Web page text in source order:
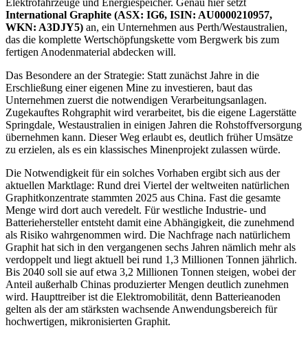
International Graphite (ASX: IG6, ISIN: AU0000210957,
WKN: A3DJY5) an, ein Unternehmen aus Perth/Westaustralien,
das die komplette Wertschöpfungskette vom Bergwerk bis zum
fertigen Anodenmaterial abdecken will.
Das Besondere an der Strategie: Statt zunächst Jahre in die
Erschließung einer eigenen Mine zu investieren, baut das
Unternehmen zuerst die notwendigen Verarbeitungsanlagen.
Zugekauftes Rohgraphit wird verarbeitet, bis die eigene Lagerstätte
Springdale, Westaustralien in einigen Jahren die Rohstoffversorgung
übernehmen kann. Dieser Weg erlaubt es, deutlich früher Umsätze
zu erzielen, als es ein klassisches Minenprojekt zulassen würde.
Die Notwendigkeit für ein solches Vorhaben ergibt sich aus der
aktuellen Marktlage: Rund drei Viertel der weltweiten natürlichen
Graphitkonzentrate stammten 2025 aus China. Fast die gesamte
Menge wird dort auch veredelt. Für westliche Industrie- und
Batteriehersteller entsteht damit eine Abhängigkeit, die zunehmend
als Risiko wahrgenommen wird. Die Nachfrage nach natürlichem
Graphit hat sich in den vergangenen sechs Jahren nämlich mehr als
verdoppelt und liegt aktuell bei rund 1,3 Millionen Tonnen jährlich.
Bis 2040 soll sie auf etwa 3,2 Millionen Tonnen steigen, wobei der
Anteil außerhalb Chinas produzierter Mengen deutlich zunehmen
wird. Haupttreiber ist die Elektromobilität, denn Batterieanoden
gelten als der am stärksten wachsende Anwendungsbereich für
hochwertigen, mikronisierten Graphit.